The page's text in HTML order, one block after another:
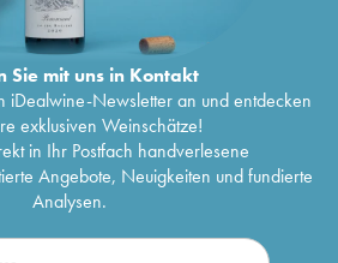
Sie mit uns in Kontakt
iDealwine-Newsletter an und entdecken
exklusiven Weinschätze!
in Ihr Postfach handverlesene
Angebote, Neuigkeiten und fundierte
Analysen.